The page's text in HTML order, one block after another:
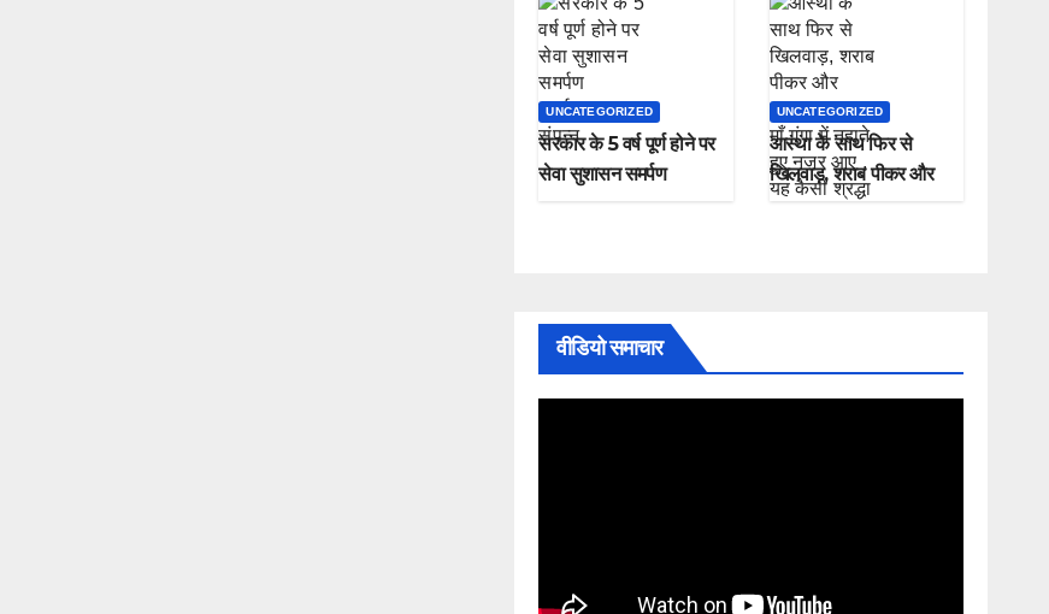
UNCATEGORIZED
सरकार के 5 वर्ष पूर्ण होने पर
सेवा सुशासन समर्पण
UNCATEGORIZED
आस्था के साथ फिर से
खिलवाड़, शराब पीकर और
चप्पल पहनकर माँ गंगा में
वीडियो समाचार